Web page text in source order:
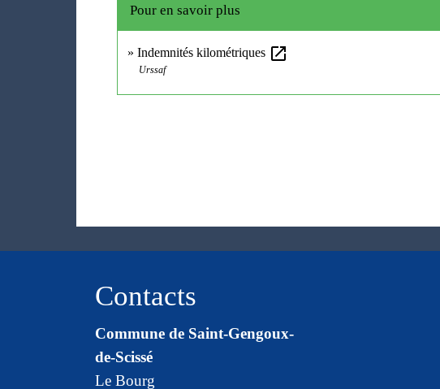
Pour en savoir plus
Indemnités kilométriques open_in_new
Urssaf
Contacts
Commune de Saint-Gengoux-
de-Scissé
Le Bourg